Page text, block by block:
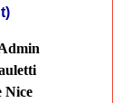
Nice